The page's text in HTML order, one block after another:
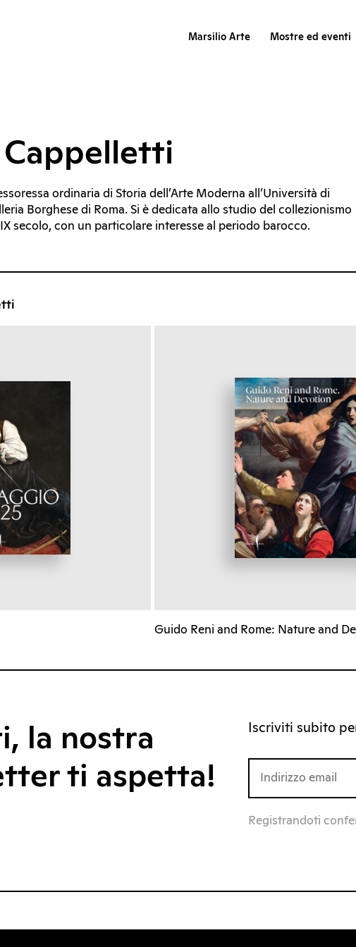
Marsilio Arte Mostre ed eventi
Cappelletti
ordinaria di Storia dell’Arte Moderna all’Università di
Borghese di Roma. Si è dedicata allo studio del collezionismo
secolo, con un particolare interesse al periodo barocco.
Guido Reni and Rome: Nature and
la nostra
ti aspetta!
Iscriviti subito
Registrandoti